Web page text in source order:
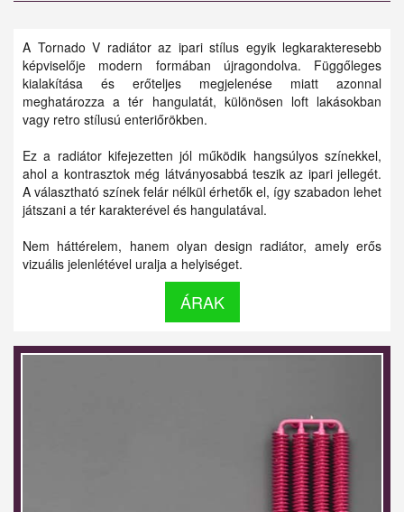
A Tornado V radiátor az ipari stílus egyik legkarakteresebb
képviselője modern formában újragondolva. Függőleges
kialakítása és erőteljes megjelenése miatt azonnal
meghatározza a tér hangulatát, különösen loft lakásokban
vagy retro stílusú enteriőrökben.
Ez a radiátor kifejezetten jól működik hangsúlyos színekkel,
ahol a kontrasztok még látványosabbá teszik az ipari jellegét.
A választható színek felár nélkül érhetők el, így szabadon lehet
játszani a tér karakterével és hangulatával.
Nem háttérelem, hanem olyan design radiátor, amely erős
vizuális jelenlétével uralja a helyiséget.
ÁRAK